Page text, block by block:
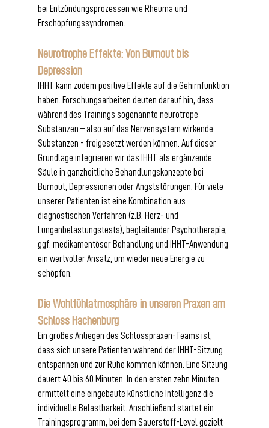
bei Entzündungsprozessen wie Rheuma und
Erschöpfungssyndromen.
Neurotrophe Effekte: Von Burnout bis
Depression
IHHT kann zudem positive Effekte auf die Gehirnfunktion
haben. Forschungsarbeiten deuten darauf hin, dass
während des Trainings sogenannte neurotrope
Substanzen – also auf das Nervensystem wirkende
Substanzen - freigesetzt werden können. Auf dieser
Grundlage integrieren wir das IHHT als ergänzende
Säule in ganzheitliche Behandlungskonzepte bei
Burnout, Depressionen oder Angststörungen. Für viele
unserer Patienten ist eine Kombination aus
diagnostischen Verfahren (z.B. Herz- und
Lungenbelastungstests), begleitender Psychotherapie,
ggf. medikamentöser Behandlung und IHHT-Anwendung
ein wertvoller Ansatz, um wieder neue Energie zu
schöpfen.
Die Wohlfühlatmosphäre in unseren Praxen am
Schloss Hachenburg
Ein großes Anliegen des Schlosspraxen-Teams ist,
dass sich unsere Patienten während der IHHT-Sitzung
entspannen und zur Ruhe kommen können. Eine Sitzung
dauert 40 bis 60 Minuten. In den ersten zehn Minuten
ermittelt eine eingebaute künstliche Intelligenz die
individuelle Belastbarkeit. Anschließend startet ein
Trainingsprogramm, bei dem Sauerstoff-Level gezielt